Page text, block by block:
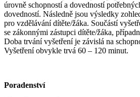
úrovně schopností a dovedností
dovedností. Následně jsou výsledky
pro vzdělávání dítěte/žáka. Součástí
se zákonnými zástupci dítěte/žáka,
Doba trvání vyšetření je závislá na
Vyšetření obvykle trvá 60 – 120 minut.
Poradenství